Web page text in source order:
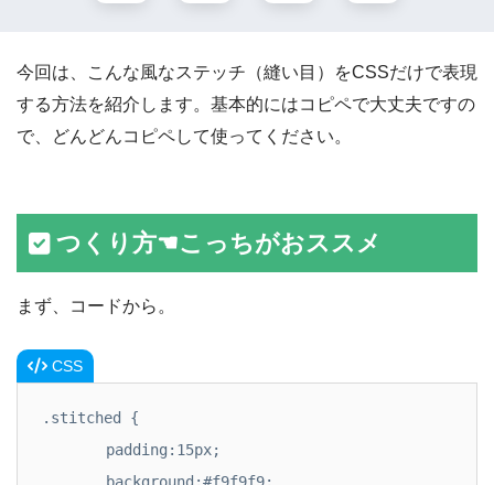
今回は、こんな風なステッチ（縫い目）をCSSだけで表現
する方法を紹介します。基本的にはコピペで大丈夫ですの
で、どんどんコピペして使ってください。
つくり方☚こっちがおススメ
まず、コードから。
CSS
.stitched {